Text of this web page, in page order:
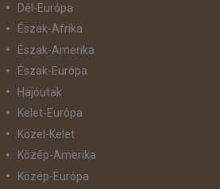
Dél-Európa
Észak-Afrika
Észak-Amerika
Észak-Európa
Hajóutak
Kelet-Európa
Közel-Kelet
Közép-Amerika
Közép-Európa